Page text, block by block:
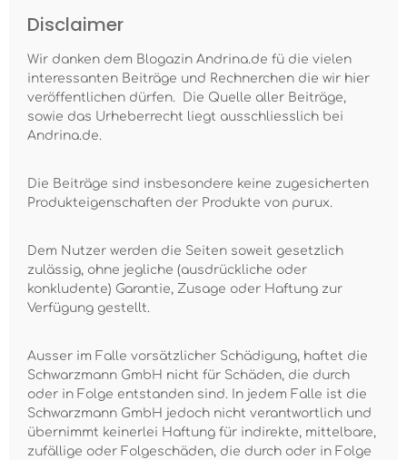
Disclaimer
Wir danken dem Blogazin Andrina.de fü die vielen
interessanten Beiträge und Rechnerchen die wir hier
veröffentlichen dürfen. Die Quelle aller Beiträge,
sowie das Urheberrecht liegt ausschliesslich bei
Andrina.de.
Die Beiträge sind insbesondere keine zugesicherten
Produkteigenschaften der Produkte von purux.
Dem Nutzer werden die Seiten soweit gesetzlich
zulässig, ohne jegliche (ausdrückliche oder
konkludente) Garantie, Zusage oder Haftung zur
Verfügung gestellt.
Ausser im Falle vorsätzlicher Schädigung, haftet die
Schwarzmann GmbH nicht für Schäden, die durch
oder in Folge entstanden sind. In jedem Falle ist die
Schwarzmann GmbH jedoch nicht verantwortlich und
übernimmt keinerlei Haftung für indirekte, mittelbare,
zufällige oder Folgeschäden, die durch oder in Folge